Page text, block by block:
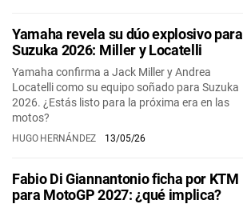
Yamaha revela su dúo explosivo para
Suzuka 2026: Miller y Locatelli
Yamaha confirma a Jack Miller y Andrea
Locatelli como su equipo soñado para Suzuka
2026. ¿Estás listo para la próxima era en las
motos?
HUGO HERNÁNDEZ 13/05/26
Fabio Di Giannantonio ficha por KTM
para MotoGP 2027: ¿qué implica?